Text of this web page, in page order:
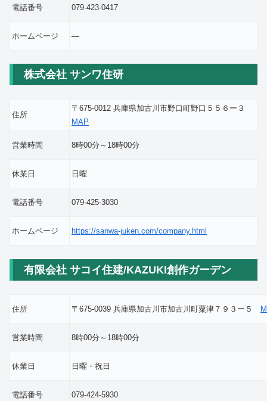
電話番号 079-423-0417
ホームページ ―
株式会社 サンワ住研
住所
〒675-0012 兵庫県加古川市野口町野口５５６ー３
MAP
営業時間 8時00分～18時00分
休業日 日曜
電話番号 079-425-3030
ホームページ https://sanwa-juken.com/company.html
有限会社 サコイ住建/KAZUKI創作ガーデン
住所 〒675-0039 兵庫県加古川市加古川町粟津７９３ー５
営業時間 8時00分～18時00分
休業日 日曜・祝日
電話番号 079-424-5930